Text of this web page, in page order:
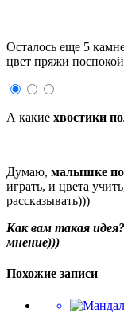
Осталось еще 5
цвет пряжи
А какие хвостики
Думаю, малышке
играть, и цвета
рассказывать)))
Как вам такая
мнение)))
Похожие записи